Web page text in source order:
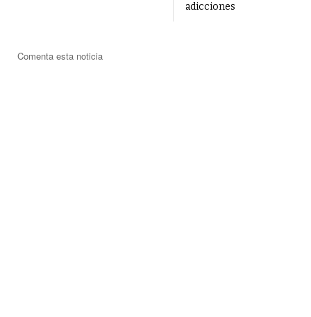
adicciones
Comenta esta noticia